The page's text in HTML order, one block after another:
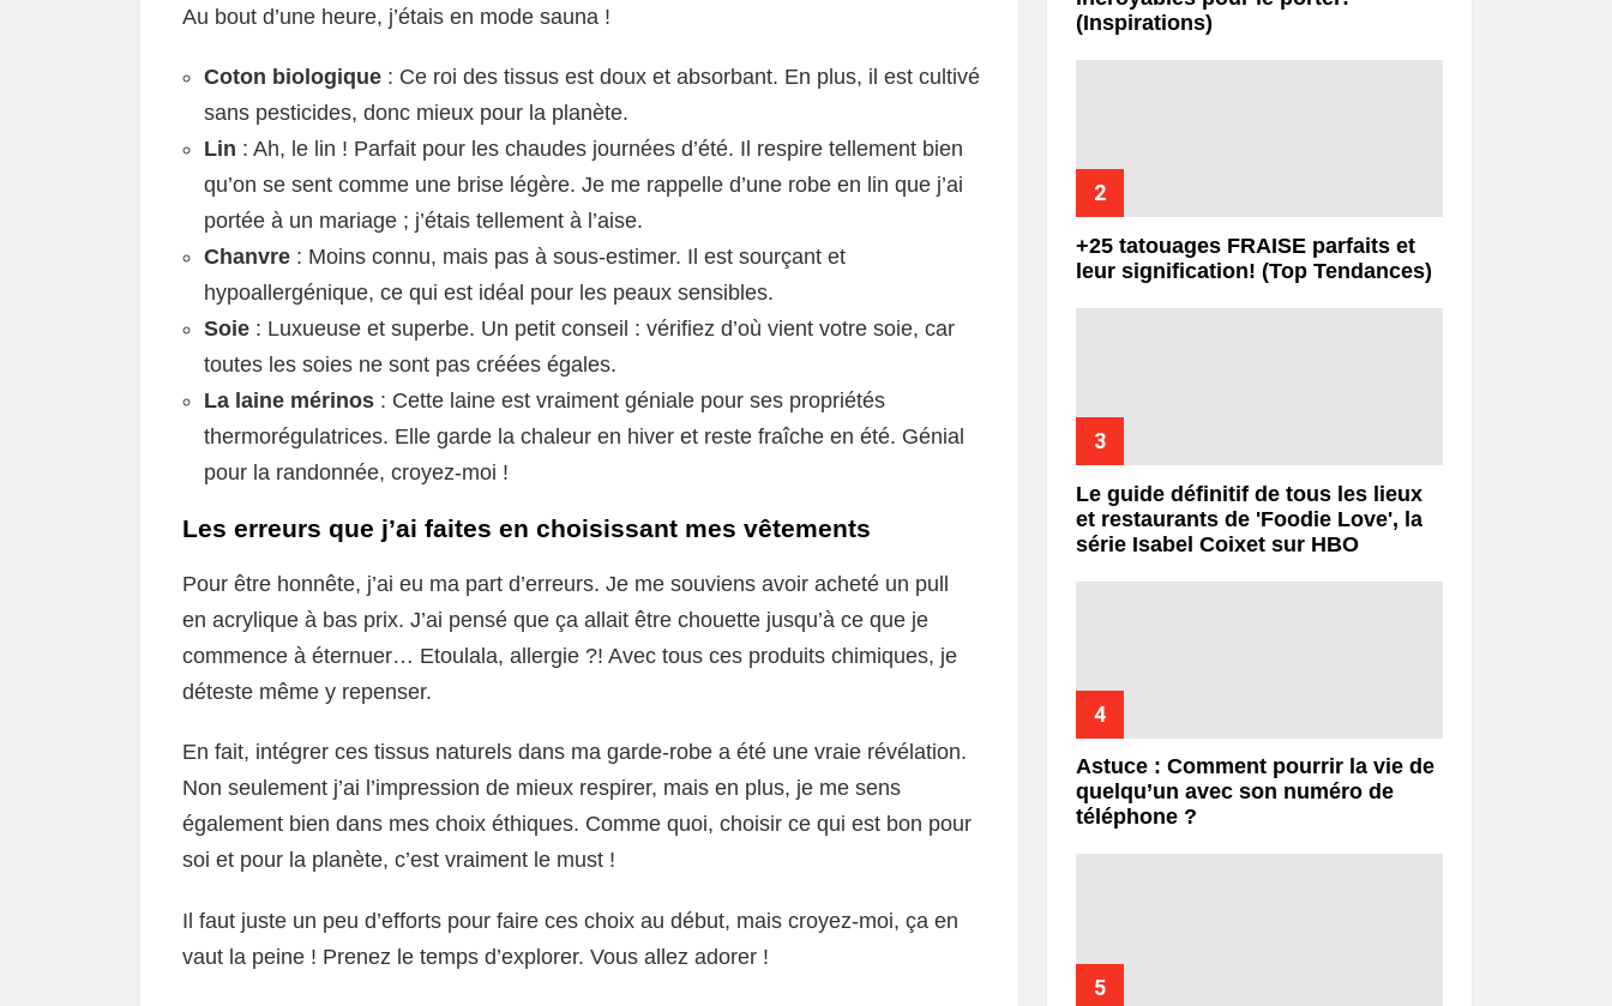
Au bout d’une heure, j’étais en mode sauna !
Coton biologique : Ce roi des tissus est doux et absorbant. En plus, il est cultivé
sans pesticides, donc mieux pour la planète.
Lin : Ah, le lin ! Parfait pour les chaudes journées d’été. Il respire tellement bien
qu’on se sent comme une brise légère. Je me rappelle d’une robe en lin que j’ai
portée à un mariage ; j’étais tellement à l’aise.
Chanvre : Moins connu, mais pas à sous-estimer. Il est sourçant et
hypoallergénique, ce qui est idéal pour les peaux sensibles.
Soie : Luxueuse et superbe. Un petit conseil : vérifiez d’où vient votre soie, car
toutes les soies ne sont pas créées égales.
La laine mérinos : Cette laine est vraiment géniale pour ses propriétés
thermorégulatrices. Elle garde la chaleur en hiver et reste fraîche en été. Génial
pour la randonnée, croyez-moi !
Les erreurs que j’ai faites en choisissant mes vêtements
Pour être honnête, j’ai eu ma part d’erreurs. Je me souviens avoir acheté un pull
en acrylique à bas prix. J’ai pensé que ça allait être chouette jusqu’à ce que je
commence à éternuer… Etoulala, allergie ?! Avec tous ces produits chimiques, je
déteste même y repenser.
En fait, intégrer ces tissus naturels dans ma garde-robe a été une vraie révélation.
Non seulement j’ai l’impression de mieux respirer, mais en plus, je me sens
également bien dans mes choix éthiques. Comme quoi, choisir ce qui est bon pour
soi et pour la planète, c’est vraiment le must !
Il faut juste un peu d’efforts pour faire ces choix au début, mais croyez-moi, ça en
vaut la peine ! Prenez le temps d’explorer. Vous allez adorer !
(Inspirations)
+25 tatouages ​​FRAISE parfaits et
leur signification! (Top Tendances)
Le guide définitif de tous les lieux
et restaurants de 'Foodie Love', la
série Isabel Coixet sur HBO
Astuce : Comment pourrir la vie de
quelqu’un avec son numéro de
téléphone ?